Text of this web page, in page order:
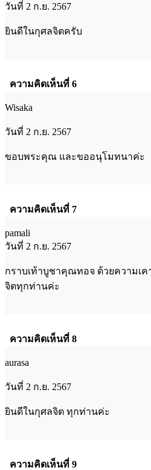
วันที่ 2 ก.ย. 2567
ยินดีในกุศลจิตครับ
ความคิดเห็นที่ 6
Wisaka
วันที่ 2 ก.ย. 2567
ขอบพระคุณ และขออนุโมทนาค่ะ
ความคิดเห็นที่ 7
pamali
วันที่ 2 ก.ย. 2567
กราบเท้าบูชาคุณทอจ ด้วยความเ
จิตทุกท่านค่ะ
ความคิดเห็นที่ 8
aurasa
วันที่ 2 ก.ย. 2567
ยินดีในกุศลจิต ทุกท่านค่ะ
ความคิดเห็นที่ 9